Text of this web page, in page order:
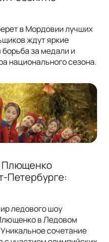
в Мордовии лучших
ждут яркие
за медали и
национального сезона.
Плющенко
Петербурге:
ледового шоу
в Ледовом
сочетание